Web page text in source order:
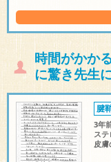
時間がかか
に驚き先生
腱
3年
ステ
皮